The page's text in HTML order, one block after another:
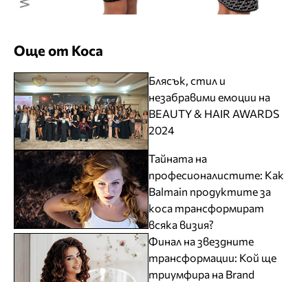
Още от Коса
Блясък, стил и
незабравими емоции на
BEAUTY & HAIR AWARDS
2024
Тайната на
професионалистите: Как
Balmain продуктите за
коса трансформират
всяка визия?
Финал на звездните
трансформации: Кой ще
триумфира на Brand